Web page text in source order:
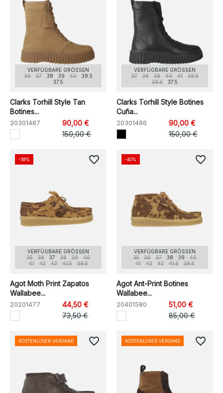
VERFÜGBARE GRÖSSEN
36
37 38 39 40
39.5
37.5
Clarks Torhill Style Tan
Botines...
20301487
90,00 €
150,00 €
VERFÜGBARE GRÖSSEN
37
38 39 40 41
39.5
38.5
37.5
Clarks Torhill Style Botines
Cuña...
20301486
90,00 €
150,00 €
VERFÜGBARE GRÖSSEN
35
36 37 38 39
40
41
42 43 41.5 39.5
Agot Moth Print Zapatos
Wallabee...
20201477
44,50 €
73,50 €
-39% favorite_border
VERFÜGBARE GRÖSSEN
35
36 37 38 39
40
41
42 43 41.5 39.5
Agot Ant-Print Botines
Wallabee...
20401580
51,00 €
85,00 €
-40% favorite_border
KOSTENLOSER VERSAND favorite_border KOSTENLOSER VERSAND favorite_border